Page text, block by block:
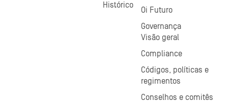
Histórico
Oi Futuro
Governança
Visão geral
Compliance
Códigos, políticas e
regimentos
Conselhos e comitês